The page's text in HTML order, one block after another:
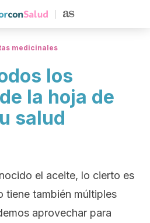
medicinales
los
la hoja de
salud
el aceite, lo cierto es
tiene también múltiples
aprovechar para